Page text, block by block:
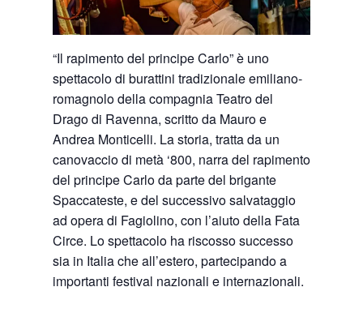
“Il rapimento del principe Carlo” è uno
spettacolo di burattini tradizionale emiliano-
romagnolo della compagnia Teatro del
Drago di Ravenna, scritto da Mauro e
Andrea Monticelli. La storia, tratta da un
canovaccio di metà ‘800, narra del rapimento
del principe Carlo da parte del brigante
Spaccateste, e del successivo salvataggio
ad opera di Fagiolino, con l’aiuto della Fata
Circe. Lo spettacolo ha riscosso successo
sia in Italia che all’estero, partecipando a
importanti festival nazionali e internazionali.